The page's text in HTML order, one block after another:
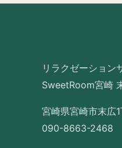
リラクゼーション
SweetRoom宮崎
宮崎県宮崎市末広
090-8663-2468